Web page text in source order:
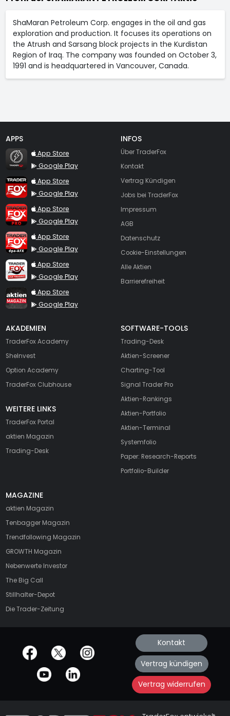
ShaMaran Petroleum Corp. engages in the oil and gas
exploration and production. It focuses its operations on
the Atrush and Sarsang block projects in the Kurdistan
Region of Iraq. The company was founded on October 3,
1991 and is headquartered in Vancouver, Canada.
APPS
TraderFox Flash
App Store
Google Play
TraderFox App
App Store
Google Play
TraderFox Pro
App Store
Google Play
TraderFox dpa-AFX ProFeed
App Store
Google Play
TraderFox Live Trading
App Store
Google Play
TraderFox aktien Magazin
App Store
Google Play
INFOS
Über TraderFox
Kontakt
Vertrag Kündigen
Jobs bei TraderFox
Impressum
AGB
Datenschutz
Cookie-Einstellungen
Alle Aktien
Barrierefreiheit
AKADEMIEN
TraderFox Academy
SheInvest
Option Academy
TraderFox Clubhouse
WEITERE LINKS
TraderFox Portal
aktien Magazin
Trading-Desk
SOFTWARE-TOOLS
Trading-Desk
Aktien-Screener
Charting-Tool
Signal Trader Pro
Aktien-Rankings
Aktien-Portfolio
Aktien-Terminal
Systemfolio
Paper: Research-Reports
Portfolio-Builder
MAGAZINE
aktien Magazin
Tenbagger Magazin
Trendfollowing Magazin
GROWTH Magazin
Nebenwerte Investor
The Big Call
Stillhalter-Depot
Die Trader-Zeitung
offizielle Social Media-Accounts Kontakt
Vertrag kündigen
Vertrag widerrufen